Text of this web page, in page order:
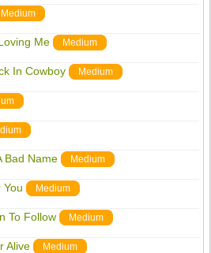
Medium
Me Medium
In Cowboy Medium
Bad Name Medium
You Medium
To Follow Medium
Alive Medium